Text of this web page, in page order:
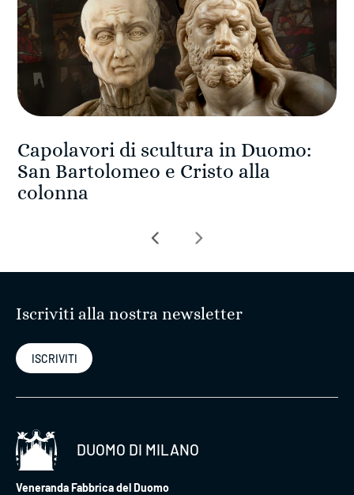
Capolavori di scultura in Duomo:
San Bartolomeo e Cristo alla
colonna
Iscriviti alla nostra newsletter
ISCRIVITI
DUOMO DI MILANO
Veneranda Fabbrica del Duomo